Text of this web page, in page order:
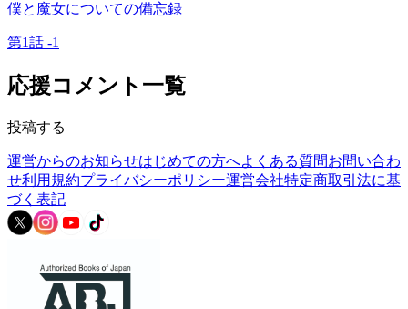
僕と魔女についての備忘録
第1話 -1
応援コメント一覧
投稿する
運営からのお知らせはじめての方へよくある質問お問い合わ
せ利用規約プライバシーポリシー運営会社特定商取引法に基
づく表記